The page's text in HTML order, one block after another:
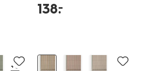
138.
–
+6